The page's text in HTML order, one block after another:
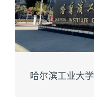
哈尔滨工业大学